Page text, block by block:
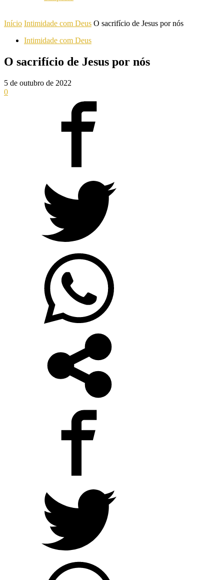
Início Intimidade com Deus O sacrifício de Jesus por nós
Intimidade com Deus
O sacrifício de Jesus por nós
5 de outubro de 2022
0